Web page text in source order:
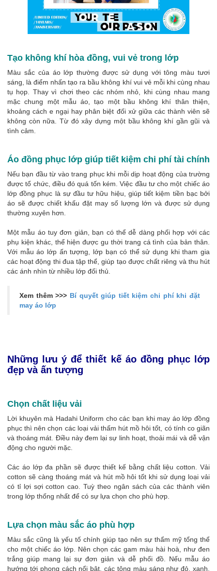
Tạo không khí hòa đồng, vui vẻ trong lớp
Màu sắc của áo lớp thường được sử dụng với tông màu tươi
sáng, là điểm nhấn tạo ra bầu không khí vui vẻ mỗi khi cùng nhau
tụ họp. Thay vì chơi theo các nhóm nhỏ, khi cùng nhau mang
mặc chung một mẫu áo, tạo một bầu không khí thân thiện,
khoảng cách e ngại hay phân biệt đối xử giữa các thành viên sẽ
không còn nữa. Từ đó xây dựng một bầu không khí gần gũi và
tình cảm.
Áo đồng phục lớp giúp tiết kiệm chi phí tài chính
Nếu bạn đầu từ vào trang phục khi mỗi dịp hoạt động của trường
được tổ chức, điều đó quá tốn kém. Việc đầu tư cho một chiếc áo
lớp đồng phục là sự đầu tư hữu hiệu, giúp tiết kiệm tiền bạc bởi
áo sẽ được chiết khấu đặt may số lượng lớn và được sử dụng
thường xuyên hơn.
Một mẫu áo tuy đơn giản, bạn có thể dễ dàng phối hợp với các
phụ kiện khác, thể hiện được gu thời trang cá tình của bản thân.
Với mẫu áo lớp ấn tượng, lớp bạn có thể sử dụng khi tham gia
các hoạt động thi đua tập thể, giúp tạo được chất riêng và thu hút
các ánh nhìn từ nhiều lớp đối thủ.
Xem thêm >>> Bí quyết giúp tiết kiệm chi phí khi đặt
may áo lớp
Những lưu ý để thiết kế áo đồng phục lớp
đẹp và ấn tượng
Chọn chất liệu vải
Lời khuyên mà Hadahi Uniform cho các bạn khi may áo lớp đồng
phục thì nên chọn các loại vải thấm hút mồ hôi tốt, có tính co giãn
và thoáng mát. Điều này đem lại sự linh hoạt, thoải mái và dễ vận
động cho người mặc.
Các áo lớp đa phần sẽ được thiết kế bằng chất liệu cotton. Vải
cotton sẽ càng thoáng mát và hút mồ hôi tốt khi sử dụng loại vải
có tỉ lợi sợi cotton cao. Tuỳ theo ngân sách của các thành viên
trong lớp thống nhất để có sự lựa chọn cho phù hợp.
Lựa chọn màu sắc áo phù hợp
Màu sắc cũng là yếu tố chính giúp tạo nên sự thẩm mỹ tổng thể
cho một chiếc áo lớp. Nên chọn các gam màu hài hoà, như đen
trắng giúp mang lại sự đơn giản và dễ phối đồ. Nếu mẫu áo
hướng tới phong cách nổi bật, các tông màu sáng như đỏ, xanh,